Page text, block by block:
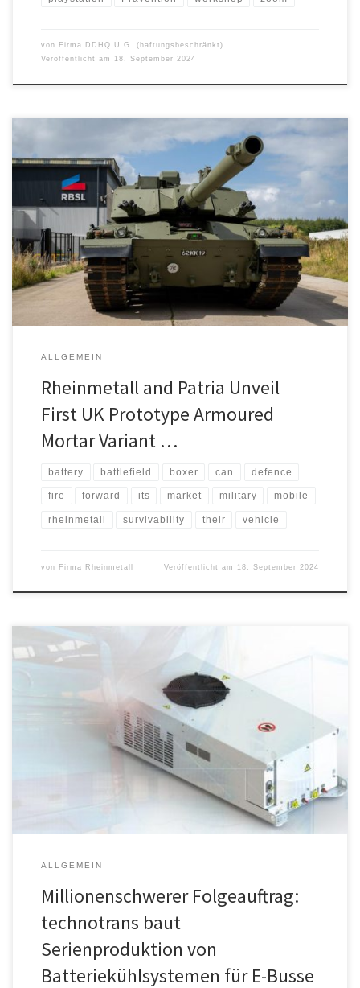
von Firma DDHQ U.G. (haftungsbeschränkt)
Veröffentlicht am
18. September 2024
High Rate of Fire Fire on the Move Extended Range to 10km
Enhanced Survivability Multiple-Rounds Simultaneous impact This
ground-breaking collaboration marks a milestone in the
development of the British Army’s Armoured Mortar Variant,
showcasing the innovative capabilities of both companies. The
new Armoured Mortar Variant, designed to enhance battlefield
effectiveness, […]
ALLGEMEIN
Rheinmetall and Patria Unveil
First UK Prototype Armoured
Mortar Variant …
battery battlefield boxer can defence
fire forward its market military mobile
rheinmetall survivability their vehicle
von Firma Rheinmetall Veröffentlicht am 18. September 2024
technotrans setzt seinen Erfolgskurs im Wachstumsmarkt
Elektromobilität ungebremst fort. Der Thermomanagement-
Spezialist gewinnt den Folgeauftrag eines führenden
europäischen Elektrobus-Herstellers im erneut hohen einstelligen
Millionen-Euro-Bereich. In nahtloser Fortsetzung an den Erstauftrag
liefert technotrans ab November dieses Jahres weitere Batterie-
Thermomanagement-Systeme (BTMS) an drei
Produktionsstandorte für elektrifizierte Busse in Frankreich und
ALLGEMEIN
Millionenschwerer Folgeauftrag:
technotrans baut
Serienproduktion von
Batteriekühlsystemen für E-Busse